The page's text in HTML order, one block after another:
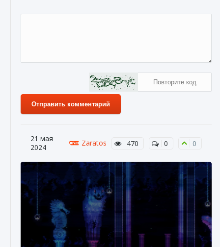
Отправить комментарий
21 мая
2024
Zaratos 470 0 0